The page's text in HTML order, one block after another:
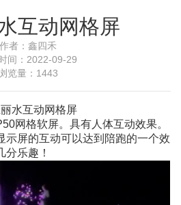
互动网格屏
作者： 鑫四禾
间： 2022-09-29
览量： 1443
水互动网格屏
网格软屏。具有人体互动效果。
示屏的互动可以达到陪跑的一个效
乐趣！